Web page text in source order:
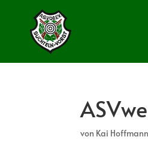
von Kai Hoffmann